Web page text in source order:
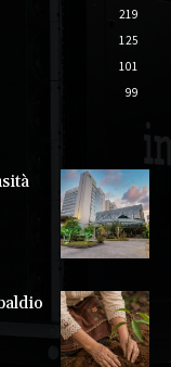
219
125
101
99